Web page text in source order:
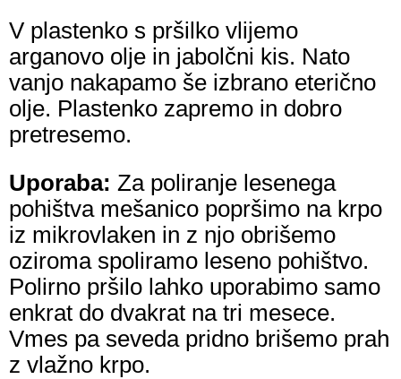
V plastenko s pršilko vlijemo
arganovo olje in jabolčni kis. Nato
vanjo nakapamo še izbrano eterično
olje. Plastenko zapremo in dobro
pretresemo.
Uporaba: Za poliranje lesenega
pohištva mešanico popršimo na krpo
iz mikrovlaken in z njo obrišemo
oziroma spoliramo leseno pohištvo.
Polirno pršilo lahko uporabimo samo
enkrat do dvakrat na tri mesece.
Vmes pa seveda pridno brišemo prah
z vlažno krpo.